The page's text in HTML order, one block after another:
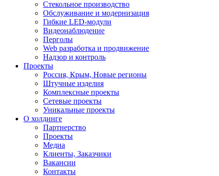
Стекольное производство
Обслуживание и модернизация
Гибкие LED-модули
Видеонаблюдение
Перголы
Web разработка и продвижение
Надзор и контроль
Проекты
Россия, Крым, Новые регионы
Штучные изделия
Комплексные проекты
Сетевые проекты
Уникальные проекты
О холдинге
Партнерство
Проекты
Медиа
Клиенты, Заказчики
Вакансии
Контакты